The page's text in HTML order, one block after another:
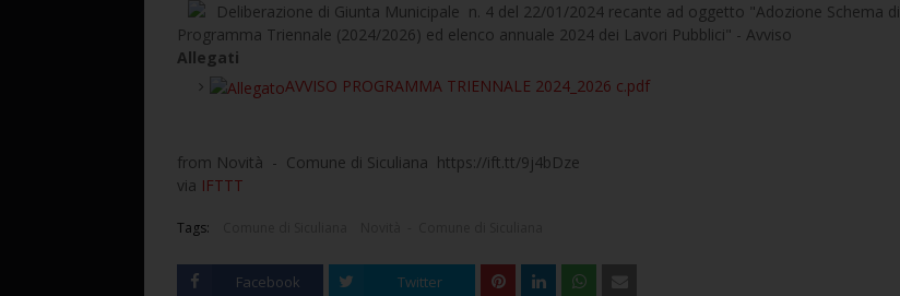
Deliberazione di Giunta Municipale n. 4 del 22/01/2024 recante ad oggetto "Adozione Schema di
Programma Triennale (2024/2026) ed elenco annuale 2024 dei Lavori Pubblici" - Avviso
Allegati
AVVISO PROGRAMMA TRIENNALE 2024_2026 c.pdf
from Novità - Comune di Siculiana https://ift.tt/9j4bDze
via IFTTT
Tags:
Facebook Twitter